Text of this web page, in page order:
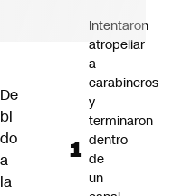
De
bi
do
a
la
Intentaron
atropellar
a
carabineros
y
terminaron
dentro
de
un